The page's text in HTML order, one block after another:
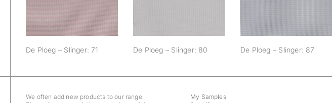
De Ploeg – Slinger: 71 De Ploeg – Slinger: 80 De Ploeg – Slinger: 87
We often add new products to our range.
My Samples